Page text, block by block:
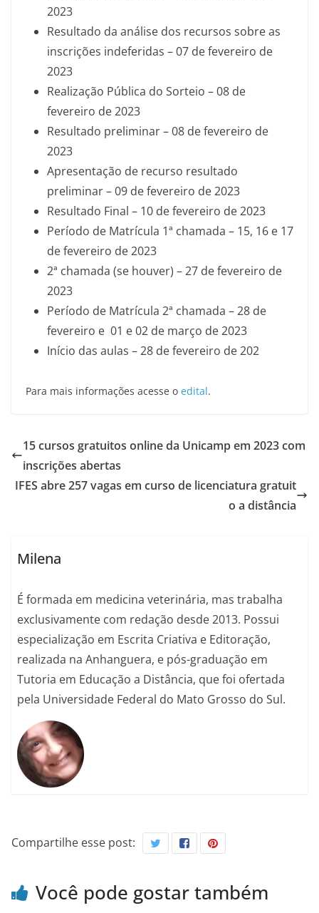
2023
Resultado da análise dos recursos sobre as
inscrições indeferidas – 07 de fevereiro de
2023
Realização Pública do Sorteio – 08 de
fevereiro de 2023
Resultado preliminar – 08 de fevereiro de
2023
Apresentação de recurso resultado
preliminar – 09 de fevereiro de 2023
Resultado Final – 10 de fevereiro de 2023
Período de Matrícula 1ª chamada – 15, 16 e 17
de fevereiro de 2023
2ª chamada (se houver) – 27 de fevereiro de
2023
Período de Matrícula 2ª chamada – 28 de
fevereiro e 01 e 02 de março de 2023
Início das aulas – 28 de fevereiro de 202
Para mais informações acesse o edital.
15 cursos gratuitos online da Unicamp em 2023 com
inscrições abertas
IFES abre 257 vagas em curso de licenciatura gratuit
o a distância
Milena
É formada em medicina veterinária, mas trabalha
exclusivamente com redação desde 2013. Possui
especialização em Escrita Criativa e Editoração,
realizada na Anhanguera, e pós-graduação em
Tutoria em Educação a Distância, que foi ofertada
pela Universidade Federal do Mato Grosso do Sul.
Compartilhe esse post:
Você pode gostar também